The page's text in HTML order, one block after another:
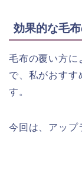
効果的な毛
毛布の覆い方に
で、私がおすす
す。
今回は、アップ